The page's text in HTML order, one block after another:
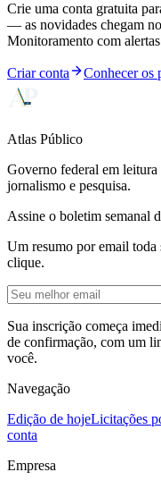
Crie uma conta gratuita
— as novidades chegam
Monitoramento com
Criar conta Conhecer os
Atlas Público
Governo federal em
jornalismo e pesquisa.
Assine o boletim semanal
Um resumo por email toda
clique.
Sua inscrição começa
de confirmação, com um
você.
Navegação
Edição de hojeLicitações
conta
Empresa